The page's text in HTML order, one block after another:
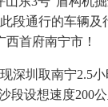
段通行的车辆
首府南宁市！
圳取南宁2.5
设想速度200